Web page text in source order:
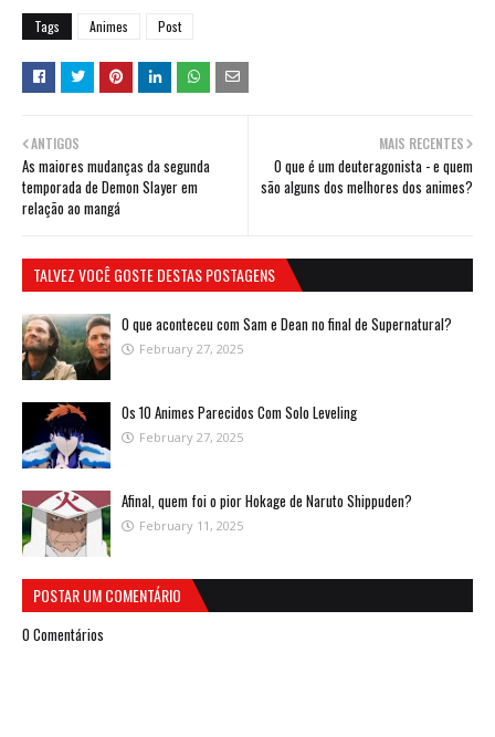
Tags Animes Post
MAIS RECENTES
O que é um deuteragonista - e quem
são alguns dos melhores dos animes?
ANTIGOS
As maiores mudanças da segunda
temporada de Demon Slayer em
relação ao mangá
TALVEZ VOCÊ GOSTE DESTAS POSTAGENS
O que aconteceu com Sam e Dean no final de Supernatural?
February 27, 2025
Os 10 Animes Parecidos Com Solo Leveling
February 27, 2025
Afinal, quem foi o pior Hokage de Naruto Shippuden?
February 11, 2025
POSTAR UM COMENTÁRIO
0 Comentários